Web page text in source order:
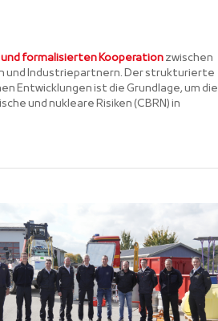
formalisierten Kooperationzwischen
und Industriepartnern. Der strukturierte
Entwicklungen ist die Grundlage, um die
und nukleare Risiken (CBRN) in